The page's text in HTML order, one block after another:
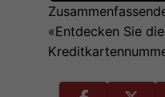
«Entdecken Sie